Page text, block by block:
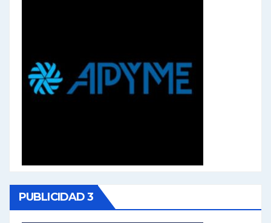
PUBLICIDAD 3